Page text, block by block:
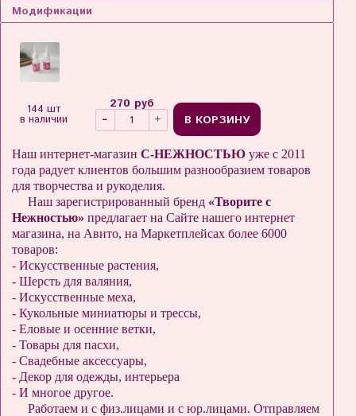
Модификации
144 шт
в наличии
270 руб
В КОРЗИНУ
Наш интернет-магазин С-НЕЖНОСТЬЮ уже с 2011
года радует клиентов большим разнообразием товаров
для творчества и рукоделия.
Наш зарегистрированный бренд «Творите с
Нежностью» предлагает на Сайте нашего интернет
магазина, на Авито, на Маркетплейсах более 6000
товаров:
- Искусственные растения,
- Шерсть для валяния,
- Искусственные меха,
- Кукольные миниатюры и трессы,
- Еловые и осенние ветки,
- Товары для пасхи,
- Свадебные аксессуары,
- Декор для одежды, интерьера
- И многое другое.
Работаем и с физ.лицами и с юр.лицами. Отправляем